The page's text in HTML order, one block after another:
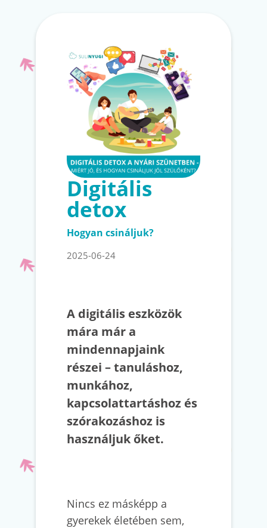
Digitális
detox
Hogyan csináljuk?
2025-06-24
A digitális eszközök
mára már a
mindennapjaink
részei – tanuláshoz,
munkához,
kapcsolattartáshoz és
szórakozáshoz is
használjuk őket.
Nincs ez másképp a
gyerekek életében sem,